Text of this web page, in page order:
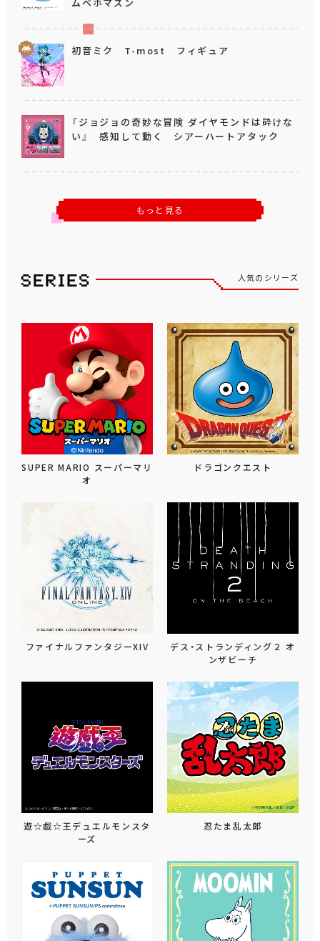
初音ミク T-most フィギュア
『ジョジョの奇妙な冒険 ダイヤモンドは砕けな
い』 感知して動く シアーハートアタック
もっと見る
人気のシリーズ
SUPER MARIO スーパーマリ
オ
ドラゴンクエスト
ファイナルファンタジーXIV
デス・ストランディング２ オ
ンザビーチ
遊☆戯☆王デュエルモンスタ
ーズ
忍たま乱太郎